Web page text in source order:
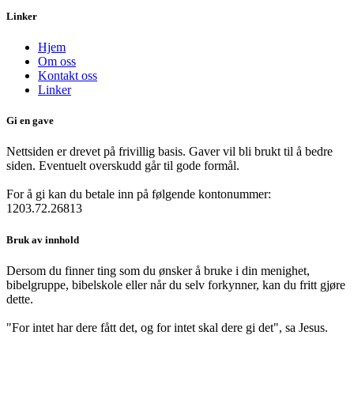
Linker
Hjem
Om oss
Kontakt oss
Linker
Gi en gave
Nettsiden er drevet på frivillig basis. Gaver vil bli brukt til å bedre
siden. Eventuelt overskudd går til gode formål.
For å gi kan du betale inn på følgende kontonummer:
1203.72.26813
Bruk av innhold
Dersom du finner ting som du ønsker å bruke i din menighet,
bibelgruppe, bibelskole eller når du selv forkynner, kan du fritt gjøre
dette.
"For intet har dere fått det, og for intet skal dere gi det", sa Jesus.